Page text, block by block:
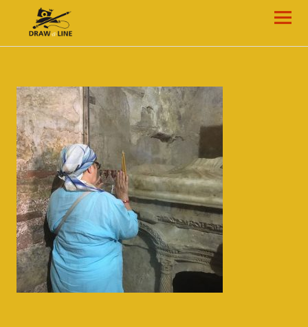
Draw-a-Line Grafik- und Web-Design